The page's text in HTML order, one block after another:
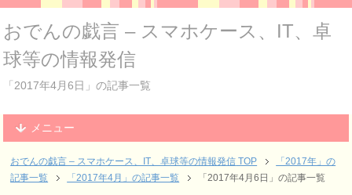
おでんの戯言 – スマホケース、IT、卓
球等の情報発信
「2017年4月6日」の記事一覧
メニュー
おでんの戯言 – スマホケース、IT、卓球等の情報発信 TOP
「2017年」の
記事一覧
「2017年4月」の記事一覧 「2017年4月6日」の記事一覧